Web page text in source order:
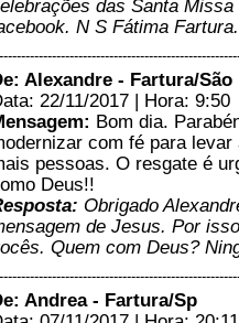
Ma. Vilsa - D.
21/
estão bem mais animadas e
*Toquede Deus* com irmã Cida.
de Caxias-R.J./Rio de Janeiro
21/03/2019 - 14:38
das Santa
N S Fátima
Alexandre - Fartura/São
22/11/2017 | Hora: 9:50
Bom dia.
com fé para
pessoas. O resgate é
Deus!!
Obrigado
de Jesus. Por
Quem com Deus?
Andrea - Fartura/Sp